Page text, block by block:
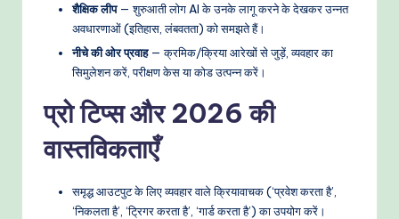
शैक्षिक लीप— शुरुआती लोग AI के उनके लागू करने के देखकर उन्नत
अवधारणाओं (इतिहास, लंबवतता) को समझते हैं।
नीचे की ओर प्रवाह— क्रमिक/क्रिया आरेखों से जुड़ें, व्यवहार का
सिमुलेशन करें, परीक्षण केस या कोड उत्पन्न करें।
प्रो टिप्स और 2026 की
वास्तविकताएँ
समृद्ध आउटपुट के लिए व्यवहार वाले क्रियावाचक (‘प्रवेश करता है’,
‘निकलता है’, ‘ट्रिगर करता है’, ‘गार्ड करता है’) का उपयोग करें।